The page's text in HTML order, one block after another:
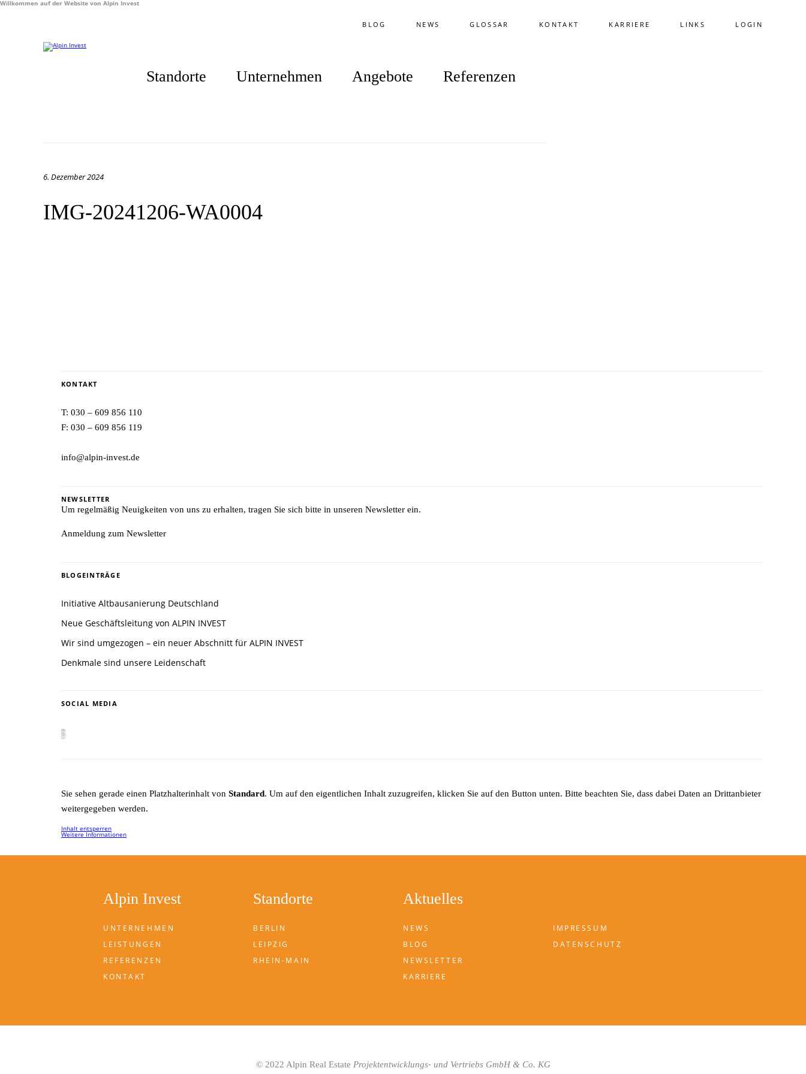
Willkommen auf der Website von Alpin Invest
BLOG NEWS GLOSSAR KONTAKT KARRIERE LINKS LOGIN
Standorte Unternehmen Angebote Referenzen
6. Dezember 2024
IMG-20241206-WA0004
KONTAKT
T: 030 – 609 856 110
F: 030 – 609 856 119
info@alpin-invest.de
NEWSLETTER
Um regelmäßig Neuigkeiten von uns zu erhalten, tragen Sie sich bitte in unseren Newsletter ein.
Anmeldung zum Newsletter
BLOGEINTRÄGE
Initiative Altbausanierung Deutschland
Neue Geschäftsleitung von ALPIN INVEST
Wir sind umgezogen – ein neuer Abschnitt für ALPIN INVEST
Denkmale sind unsere Leidenschaft
SOCIAL MEDIA
Sie sehen gerade einen Platzhalterinhalt von Standard. Um auf den eigentlichen Inhalt zuzugreifen, klicken Sie auf den Button unten. Bitte beachten Sie, dass dabei Daten an Drittanbieter
weitergegeben werden.
Inhalt entsperren
Weitere Informationen
Alpin Invest
UNTERNEHMEN
LEISTUNGEN
REFERENZEN
KONTAKT
Standorte
BERLIN
LEIPZIG
RHEIN-MAIN
Aktuelles
NEWS
BLOG
NEWSLETTER
KARRIERE
IMPRESSUM
DATENSCHUTZ
© 2022 Alpin Real Estate Projektentwicklungs- und Vertriebs GmbH & Co. KG